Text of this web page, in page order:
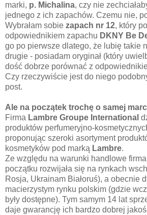
marki, p. Michalina, czy nie
jednego z ich zapachów. Czemu nie,
Wybrałam sobie zapach nr 12, który
odpowiednikiem zapachu DKNY Be
go po pierwsze dlatego, że lubię takie
drugie - posiadam oryginał (który
dość dobrze porównać z
Czy rzeczywiście jest do niego
post.
Ale na początek trochę o samej
Firma Lambre Groupe International
produktów perfumeryjno-
proponując szeroki asortyment
kosmetyków pod marką Lambre.
Ze względu na warunki handlowe
początku rozwijała się na rynkach
Rosja, Ukrainam Białoruś), a obecnie
macierzystym rynku polskim (gdzie
były dostępne). Tym samym 14 lat
daje gwarancję ich bardzo dobrej